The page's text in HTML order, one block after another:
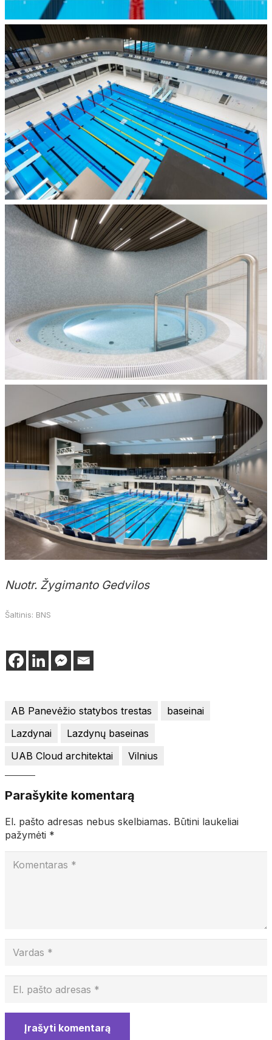
Nuotr. Žygimanto Gedvilos
Šaltinis: BNS
AB Panevėžio statybos trestas
baseinai
Lazdynai
Lazdynų baseinas
UAB Cloud architektai
Vilnius
Parašykite komentarą
El. pašto adresas nebus skelbiamas. Būtini laukeliai
pažymėti *
Įrašyti komentarą